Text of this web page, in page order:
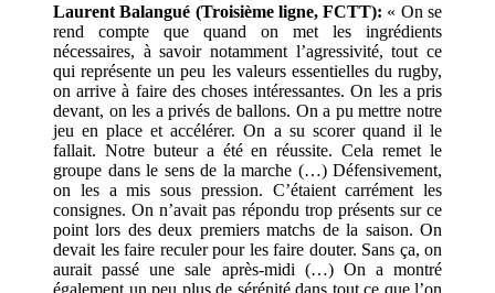
Laurent Balangué (Troisième ligne, FCTT): « On se
rend compte que quand on met les ingrédients
nécessaires, à savoir notamment l’agressivité, tout ce
qui représente un peu les valeurs essentielles du rugby,
on arrive à faire des choses intéressantes. On les a pris
devant, on les a privés de ballons. On a pu mettre notre
jeu en place et accélérer. On a su scorer quand il le
fallait. Notre buteur a été en réussite. Cela remet le
groupe dans le sens de la marche (…) Défensivement,
on les a mis sous pression. C’étaient carrément les
consignes. On n’avait pas répondu trop présents sur ce
point lors des deux premiers matchs de la saison. On
devait les faire reculer pour les faire douter. Sans ça, on
aurait passé une sale après-midi (…) On a montré
également un peu plus de sérénité dans tout ce que l’on